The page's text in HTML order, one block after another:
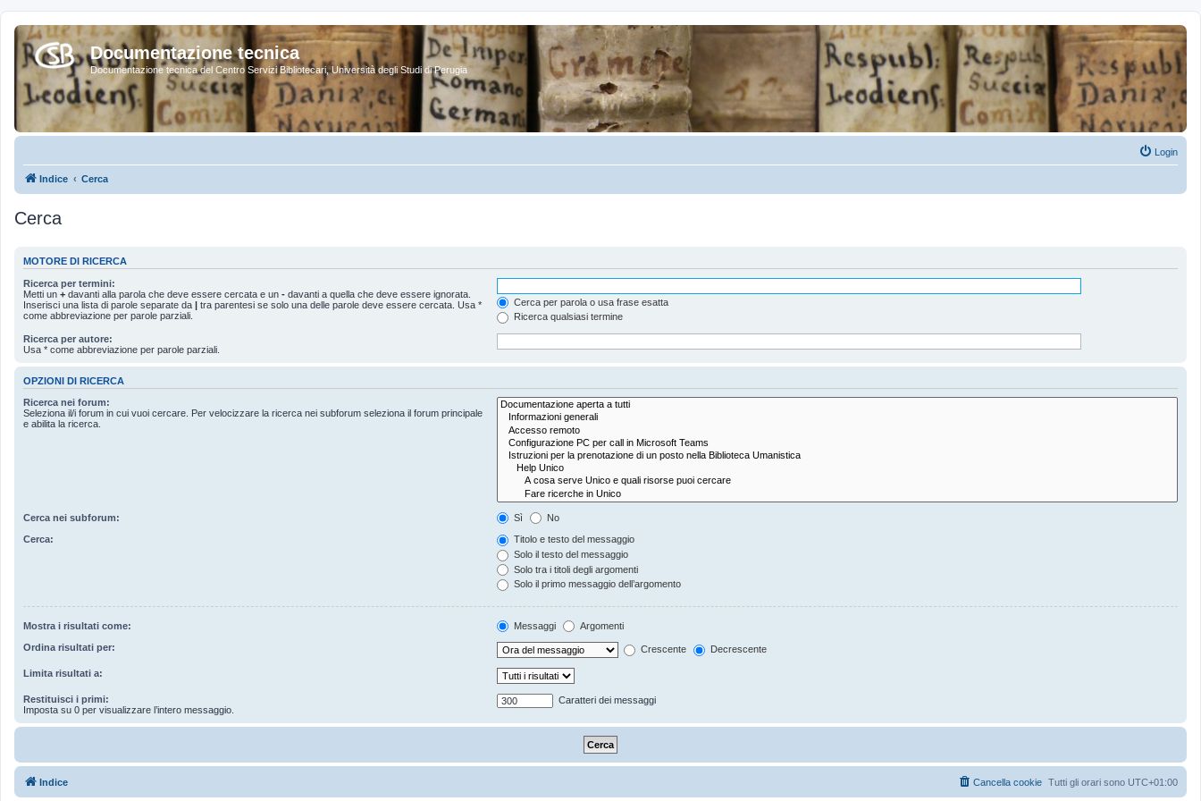
Documentazione tecnica
Documentazione tecnica del Centro Servizi Bibliotecari, Università degli Studi di Perugia
Login
Indice Cerca
Cerca
MOTORE DI RICERCA
Ricerca per termini:
Metti un + davanti alla parola che deve essere cercata e un - davanti a quella che deve essere ignorata.
Inserisci una lista di parole separate da | tra parentesi se solo una delle parole deve essere cercata. Usa *
come abbreviazione per parole parziali.
Cerca per parola o usa frase esatta
Ricerca qualsiasi termine
Ricerca per autore:
Usa * come abbreviazione per parole parziali.
OPZIONI DI RICERCA
Ricerca nei forum:
Seleziona il/i forum in cui vuoi cercare. Per velocizzare la ricerca nei subforum seleziona il forum principale
e abilita la ricerca.
Cerca nei subforum: Sì No
Cerca:
Titolo e testo del messaggio
Solo il testo del messaggio
Solo tra i titoli degli argomenti
Solo il primo messaggio dell’argomento
Mostra i risultati come: Messaggi Argomenti
Ordina risultati per: Crescente Decrescente
Limita risultati a:
Restituisci i primi:
Imposta su 0 per visualizzare l’intero messaggio.
Caratteri dei messaggi
Indice Tutti gli orari sono UTC+01:00
Cancella cookie